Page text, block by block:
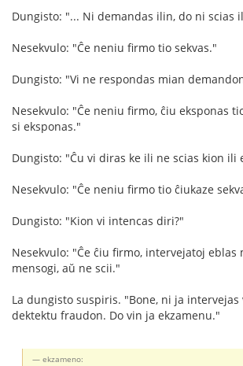
Dungisto: "... Ni demandas ilin, do ni scias
Nesekvulo: "Ĉe neniu firmo tio sekvas."
Dungisto: "Vi ne respondas mian
Nesekvulo: "Ĉe neniu firmo, ĉiu eksponas
si eksponas."
Dungisto: "Ĉu vi diras ke ili ne scias kion ili
Nesekvulo: "Ĉe neniu firmo tio ĉiukaze
Dungisto: "Kion vi intencas diri?"
Nesekvulo: "Ĉe ĉiu firmo, intervejatoj eblas
mensogi, aŭ ne scii."
La dungisto suspiris. "Bone, ni ja
dektektu fraudon. Do vin ja ekzamenu."
ekzameno: